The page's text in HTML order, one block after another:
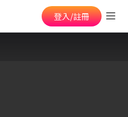
登入/註冊